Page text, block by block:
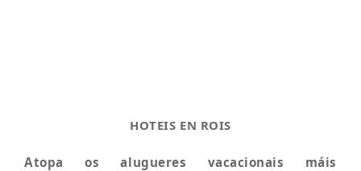
HOTEIS EN ROIS
Atopa os alugueres vacacionais máis